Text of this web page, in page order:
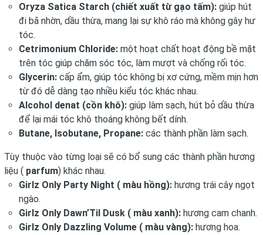
Oryza Satica Starch (chiết xuất từ gạo tấm): giúp hút
đi bã nhờn, dầu thừa, mang lại sự khô ráo mà không gây hư
tóc.
Cetrimonium Chloride: một hoạt chất hoạt động bề mặt
trên tóc giúp chăm sóc tóc, làm mượt và chống rối tóc.
Glycerin: cấp ẩm, giúp tóc không bị xơ cứng, mềm mịn hơn
từ đó dễ dàng tạo nhiều kiểu tóc khác nhau.
Alcohol denat (cồn khô): giúp làm sạch, hút bỏ dầu thừa
để lại mái tóc khô thoáng không bết dính.
Butane, Isobutane, Propane: các thành phần làm sạch.
Tùy thuộc vào từng loại sẽ có bổ sung các thành phần hương
liệu ( parfum) khác nhau.
Girlz Only Party Night ( màu hồng): hương trái cây ngọt
ngào.
Girlz Only Dawn’Til Dusk ( màu xanh): hương cam chanh.
Girlz Only Dazzling Volume ( màu vàng): hương hoa.